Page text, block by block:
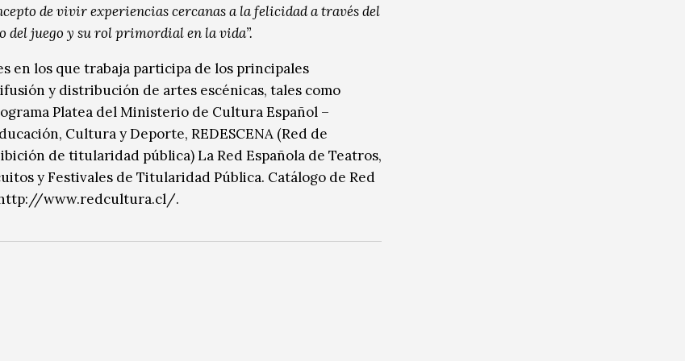
de vivir experiencias cercanas a la felicidad a través del
del juego y su rol primordial en la vida”.
en los que trabaja participa de los principales
y distribución de artes escénicas, tales como
Platea del Ministerio de Cultura Español –
Cultura y Deporte, REDESCENA (Red de
de titularidad pública) La Red Española de Teatros,
y Festivales de Titularidad Pública. Catálogo de Red
www.redcultura.cl/.